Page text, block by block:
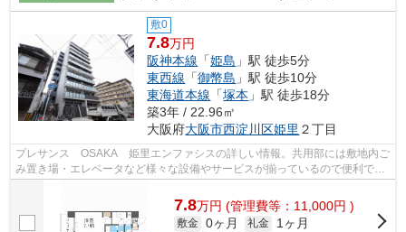
敷0
7.8万円
阪神本線 「姫島 」駅 徒歩5分
東西線 「御幣島 」駅 徒歩10分
東海道本線 「塚本 」駅 徒歩18分
築3年 / 22.96㎡
大阪府大阪市西淀川区姫里 ２丁目
プレサンス OSAKA 姫里エンファシスの詳しい情報。共用部には敷地内ご
み置き場・エレベータなど様々な設備やサービスが揃っているので便利で
す。高層建築がお好きな方には10階建ての...
7.8万円 (管理費等：11,000円 )
敷金 0ヶ月 礼金
1ヶ月